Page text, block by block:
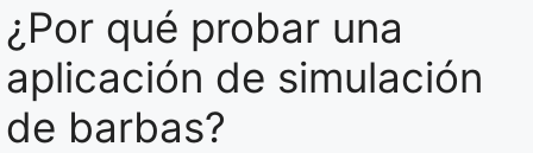
¿Por qué probar una
aplicación de simulación
de barbas?